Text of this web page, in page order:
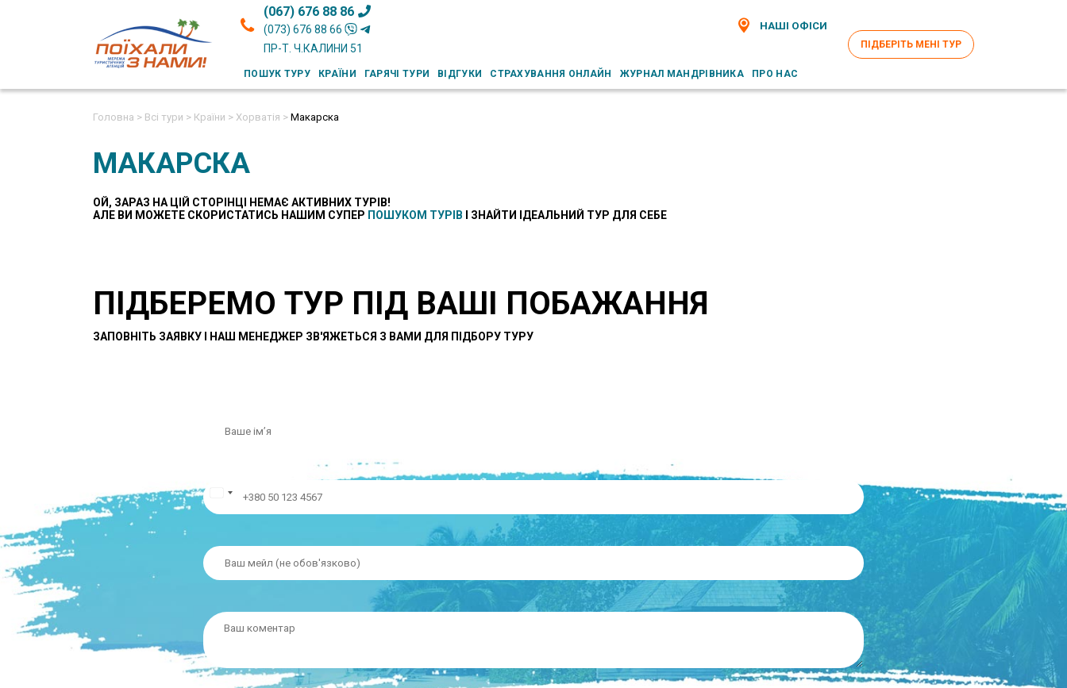
(067) 676 88 86
(073) 676 88 66
ПР-Т. Ч.КАЛИНИ 51
НАШІ ОФІСИ
ПОШУК ТУРУ КРАЇНИ ГАРЯЧІ ТУРИ ВІДГУКИ СТРАХУВАННЯ ОНЛАЙН ЖУРНАЛ МАНДРІВНИКА ПРО НАС
ПІДБЕРІТЬ МЕНІ ТУР
Головна > Всі тури > Країни > Хорватія > Макарска
МАКАРСКА
ОЙ, ЗАРАЗ НА ЦІЙ СТОРІНЦІ НЕМАЄ АКТИВНИХ ТУРІВ!
AЛЕ ВИ МОЖЕТЕ СКОРИСТАТИСЬ НАШИМ СУПЕР ПОШУКОМ ТУРІВ І ЗНАЙТИ ІДЕАЛЬНИЙ ТУР ДЛЯ СЕБЕ
ПІДБЕРЕМО ТУР ПІД ВАШІ ПОБАЖАННЯ
ЗАПОВНІТЬ ЗАЯВКУ І НАШ МЕНЕДЖЕР ЗВ'ЯЖЕТЬСЯ З ВАМИ ДЛЯ ПІДБОРУ ТУРУ